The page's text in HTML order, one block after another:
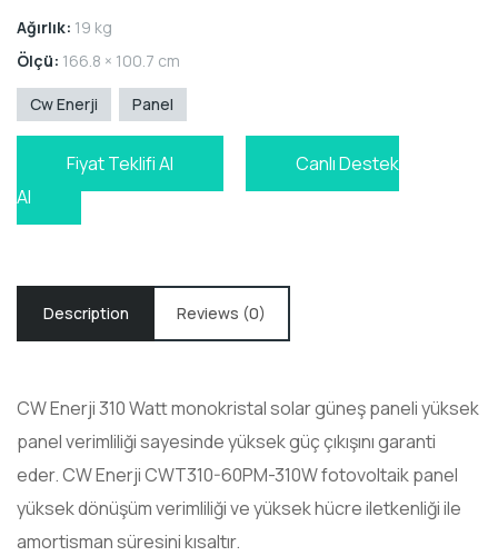
Ağırlık: 19 kg
Ölçü: 166.8 × 100.7 cm
Cw Enerji Panel
Fiyat Teklifi Al
Canlı Destek
Al
Description Reviews (0)
CW Enerji 310Wattmonokristalsolar güneş paneli yüksek
panel verimliliği sayesinde yüksek güç çıkışını garanti
eder.CW Enerji CWT310-60PM-310Wfotovoltaikpanel
yüksek dönüşüm verimliliği ve yüksek hücre iletkenliği ile
amortisman süresini kısaltır.